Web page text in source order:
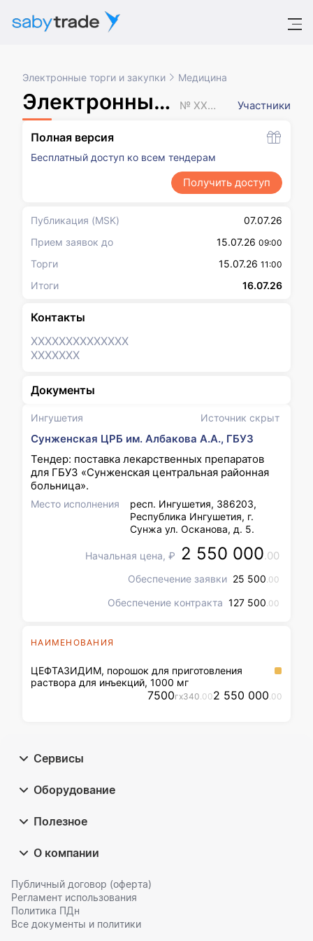
Электронные торги и закупки Медицина
Электронный аукцион № XXXXXXX Участники
Ингушетия Источник скрыт
Сунженская ЦРБ им. Албакова А.А., ГБУЗ
Тендер: поставка лекарственных препаратов
для ГБУЗ «Сунженская центральная районная
больница».
Место исполнения
респ. Ингушетия, 386203,
Республика Ингушетия, г.
Сунжа ул. Осканова, д. 5.
Начальная цена, ₽ 2 550 000.00
Обеспечение заявки 25 500.00
Обеспечение контракта 127 500.00
НАИМЕНОВАНИЯ
ЦЕФТАЗИДИМ, порошок для приготовления
раствора для инъекций, 1000 мг
7500гx340.002 550 000.00
Полная версия
Бесплатный доступ ко всем тендерам
Получить доступ
Публикация (MSK)
07.07.26
Прием заявок до
15.07.26 09:00
Торги 15.07.26 11:00
Итоги 16.07.26
Контакты
XXXXXXXXXXXXXX
XXXXXXX
Документы
Сервисы
Оборудование
Полезное
О компании
Публичный договор (оферта)
Регламент использования
Политика ПДн
Все документы и политики